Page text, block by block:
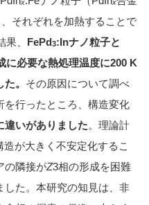
x x
それぞれを加熱することで
、 FePd3:Inナノ粒子と
に必要な熱処理温度に200 K
。 その原因について調べ
を行ったところ、構造変化
違いがありました。理論計
が大きく不安定化するこ
の隣接がZ3相の形成を困難
した。本研究の知見は、非